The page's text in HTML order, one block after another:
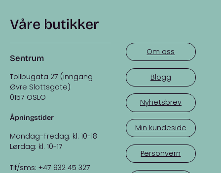
Våre butikker
Sentrum
Tollbugata 27 (inngang
Øvre Slottsgate)
0157 OSLO
Åpningstider
Mandag-Fredag: kl. 10-18
Lørdag: kl. 10-17
Tlf/sms: +47 932 45 327
Om oss
Blogg
Nyhetsbrev
Min kundeside
Personvern